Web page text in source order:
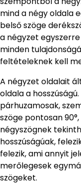
mind a négy oldala
belső szöge
a négyzet
minden
feltételeknek kell
A négyzet oldalait
oldala a
párhuzamosak,
szöge pontosan
négyszögnek
hosszúságúak,
felezik, ami annyit
merőlegesek
szögeket.